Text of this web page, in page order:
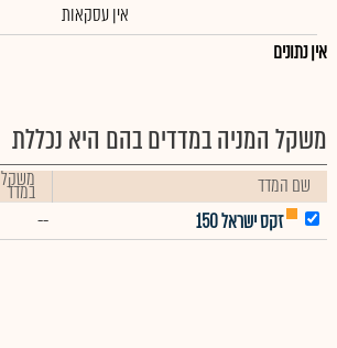
אין עסקאות
אין נתונים
משקל המניה במדדים בהם היא נכללת
שם המדד משקל
במדד
זקס ישראל 150
--